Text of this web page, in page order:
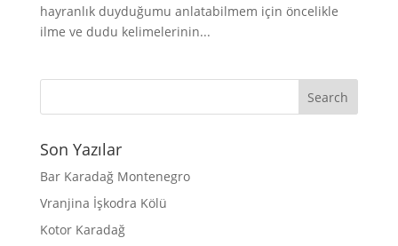
hayranlık duyduğumu anlatabilmem için öncelikle
ilme ve dudu kelimelerinin...
Son Yazılar
Bar Karadağ Montenegro
Vranjina İşkodra Kölü
Kotor Karadağ